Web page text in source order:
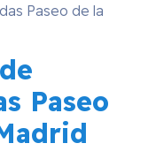
Paseo de la
Paseo